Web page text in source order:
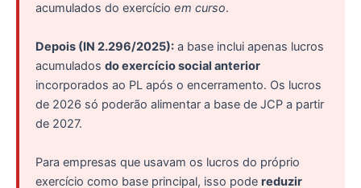
acumulados do exercício em curso.
Depois (IN 2.296/2025): a base inclui apenas lucros
acumulados do exercício social anterior
incorporados ao PL após o encerramento. Os lucros
de 2026 só poderão alimentar a base de JCP a partir
de 2027.
Para empresas que usavam os lucros do próprio
exercício como base principal, isso pode reduzir